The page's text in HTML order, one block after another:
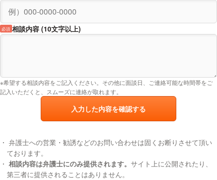
相談内容 (10文字以上)
必須
※希望する相談内容をご記入ください。その他に面談日、ご連絡可能な時間帯をご
記入いただくと、スムーズに連絡が取れます。
入力した内容を確認する
弁護士への営業・勧誘などのお問い合わせは固くお断りさせて頂い
ております。
相談内容は弁護士にのみ提供されます。 サイト上に公開されたり、
第三者に提供されることはありません。